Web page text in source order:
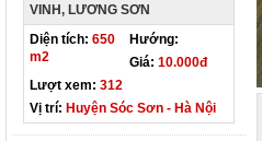
VINH, LƯƠNG SƠN
Diện tích: 650
m2
Hướng:
Giá: 10.000đ
Lượt xem: 312
Vị trí: Huyện Sóc Sơn - Hà Nội